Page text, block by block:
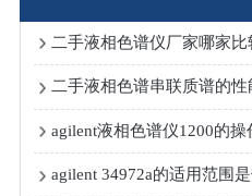
二手液相色谱仪厂家哪家比
二手液相色谱串联质谱的性
agilent液相色谱仪1200的操
agilent 34972a的适用范围